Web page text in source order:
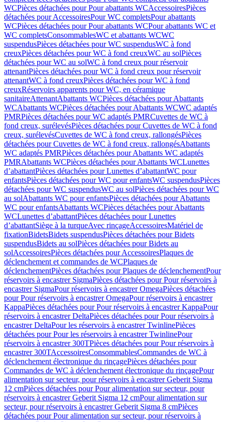
WCPièces détachées pour Pour abattants WCAccessoiresPièces
détachées pour AccessoiresPour WC completsPour abattants
WCPièces détachées pour Pour abattants WCPour abattants WC et
WC completsConsommablesWC et abattants WCWC
suspendusPièces détachées pour WC suspendusWC à fond
creuxPièces détachées pour WC à fond creuxWC au solPièces
détachées pour WC au solWC à fond creux pour réservoir
attenantPièces détachées pour WC à fond creux pour réservoir
attenantWC à fond creuxPièces détachées pour WC à fond
creuxRéservoirs apparents pour WC, en céramique
sanitaireAttenantAbattants WCPièces détachées pour Abattants
WCAbattants WCPièces détachées pour Abattants WCWC adaptés
PMRPièces détachées pour WC adaptés PMRCuvettes de WC à
fond creux, surélevésPièces détachées pour Cuvettes de WC à fond
creux, surélevésCuvettes de WC à fond creux, rallongésPièces
détachées pour Cuvettes de WC à fond creux, rallongésAbattants
WC adaptés PMRPièces détachées pour Abattants WC adaptés
PMRAbattants WCPièces détachées pour Abattants WCLunettes
d’abattantPièces détachées pour Lunettes d’abattantWC pour
enfantsPièces détachées pour WC pour enfantsWC suspendusPièces
détachées pour WC suspendusWC au solPièces détachées pour WC
au solAbattants WC pour enfantsPièces détachées pour Abattants
WC pour enfantsAbattants WCPièces détachées pour Abattants
WCLunettes d’abattantPièces détachées pour Lunettes
d’abattantSiège à la turqueAvec rinçageAccessoiresMatériel de
fixationBidetsBidets suspendusPièces détachées pour Bidets
suspendusBidets au solPièces détachées pour Bidets au
solAccessoiresPièces détachées pour AccessoiresPlaques de
déclenchement et commandes de WCPlaques de
déclenchementPièces détachées pour Plaques de déclenchementPour
réservoirs à encastrer SigmaPièces détachées pour Pour réservoirs à
encastrer SigmaPour réservoirs à encastrer OmegaPièces détachées
pour Pour réservoirs à encastrer OmegaPour réservoirs à encastrer
KappaPièces détachées pour Pour réservoirs à encastrer KappaPour
réservoirs à encastrer DeltaPièces détachées pour Pour réservoirs à
encastrer DeltaPour les réservoirs à encastrer TwinlinePièces
détachées pour Pour les réservoirs à encastrer TwinlinePour
réservoirs à encastrer 300TPièces détachées pour Pour réservoirs à
encastrer 300TAccessoiresConsommablesCommandes de WC à
déclenchement électronique du rinçagePièces détachées pour
Commandes de WC à déclenchement électronique du rinçagePour
alimentation sur secteur, pour réservoirs à encastrer Geberit Sigma
12 cmPièces détachées pour Pour alimentation sur secteur, pour
réservoirs à encastrer Geberit Sigma 12 cmPour alimentation sur
secteur, pour réservoirs à encastrer Geberit Sigma 8 cmPièces
détachées pour Pour alimentation sur secteur, pour réservoirs à